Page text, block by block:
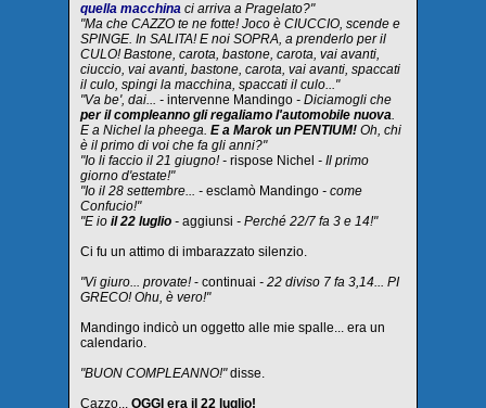
quella macchina ci arriva a Pragelato?"
"Ma che CAZZO te ne fotte! Joco è CIUCCIO, scende e
SPINGE. In SALITA! E noi SOPRA, a prenderlo per il
CULO! Bastone, carota, bastone, carota, vai avanti,
ciuccio, vai avanti, bastone, carota, vai avanti, spaccati
il culo, spingi la macchina, spaccati il culo..."
"Va be', dai... - intervenne Mandingo - Diciamogli che
per il compleanno gli regaliamo l'automobile nuova.
E a Nichel la pheega. E a Marok un PENTIUM! Oh, chi
è il primo di voi che fa gli anni?"
"Io li faccio il 21 giugno! - rispose Nichel - Il primo
giorno d'estate!"
"Io il 28 settembre... - esclamò Mandingo - come
Confucio!"
"E io il 22 luglio - aggiunsi - Perché 22/7 fa 3 e 14!"
Ci fu un attimo di imbarazzato silenzio.
"Vi giuro... provate!- continuai - 22 diviso 7 fa 3,14... PI
GRECO! Ohu, è vero!"
Mandingo indicò un oggetto alle mie spalle... era un
calendario.
"BUON COMPLEANNO!"disse.
Cazzo... OGGI era il 22 luglio!